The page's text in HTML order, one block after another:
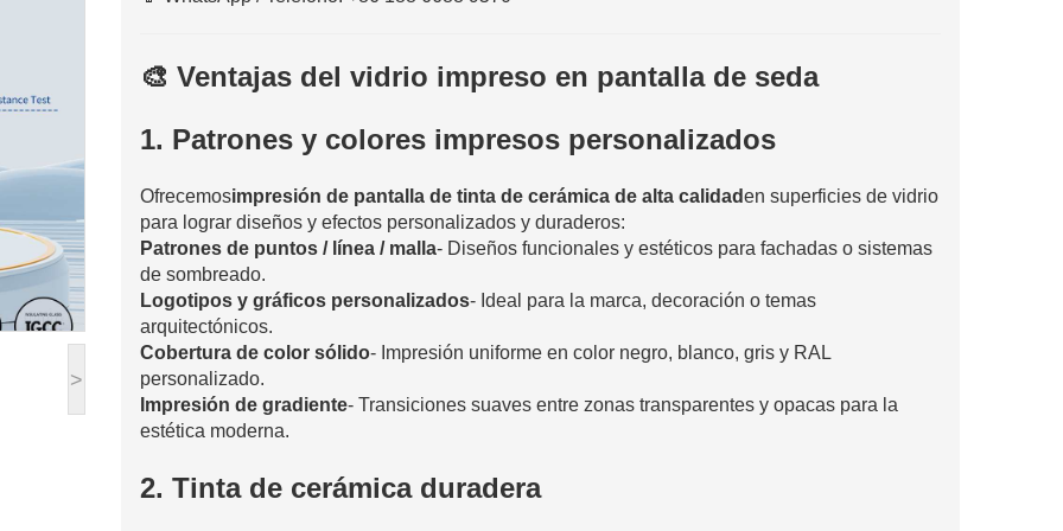
>
🎨 Ventajas del vidrio impreso en pantalla de seda
1. Patrones y colores impresos personalizados
Ofrecemosimpresión de pantalla de tinta de cerámica de alta calidaden superficies de vidrio
para lograr diseños y efectos personalizados y duraderos:
Patrones de puntos / línea / malla- Diseños funcionales y estéticos para fachadas o sistemas
de sombreado.
Logotipos y gráficos personalizados- Ideal para la marca, decoración o temas
arquitectónicos.
Cobertura de color sólido- Impresión uniforme en color negro, blanco, gris y RAL
personalizado.
Impresión de gradiente- Transiciones suaves entre zonas transparentes y opacas para la
estética moderna.
2. Tinta de cerámica duradera